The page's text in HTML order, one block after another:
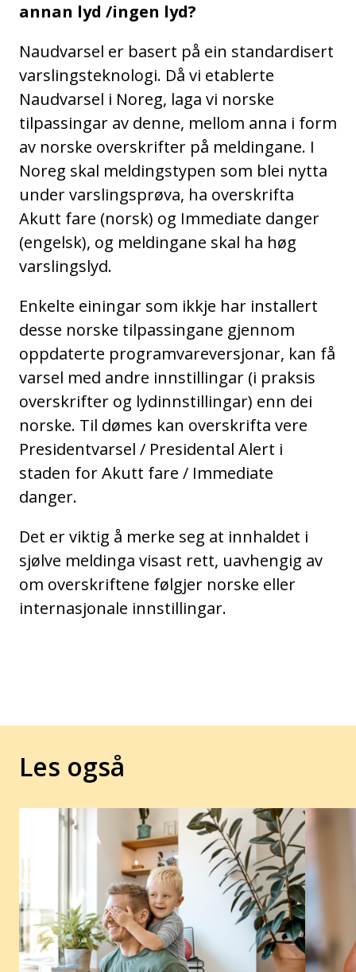
annan lyd /ingen lyd?
Naudvarsel er basert på ein standardisert
varslingsteknologi. Då vi etablerte
Naudvarsel i Noreg, laga vi norske
tilpassingar av denne, mellom anna i form
av norske overskrifter på meldingane. I
Noreg skal meldingstypen som blei nytta
under varslingsprøva, ha overskrifta
Akutt fare (norsk) og Immediate danger
(engelsk), og meldingane skal ha høg
varslingslyd.
Enkelte einingar som ikkje har installert
desse norske tilpassingane gjennom
oppdaterte programvareversjonar, kan få
varsel med andre innstillingar (i praksis
overskrifter og lydinnstillingar) enn dei
norske. Til dømes kan overskrifta vere
Presidentvarsel / Presidental Alert i
staden for Akutt fare / Immediate
danger.
Det er viktig å merke seg at innhaldet i
sjølve meldinga visast rett, uavhengig av
om overskriftene følgjer norske eller
internasjonale innstillingar.
Les også